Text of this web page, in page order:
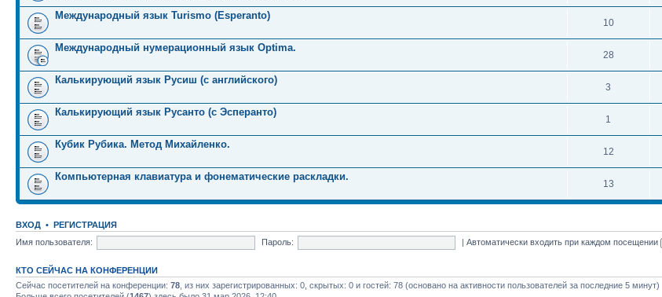
Международный язык Turismo (Esperanto)
10
Международный нумерационный язык Optima.
28
Калькирующий язык Русиш (с английского)
3
Калькирующий язык Русанто (с Эсперанто)
1
Кубик Рубика. Метод Михайленко.
12
Компьютерная клавиатура и фонематические раскладки.
13
ВХОД • РЕГИСТРАЦИЯ
Имя пользователя:
Пароль: |Автоматически входить при каждом посещении
КТО СЕЙЧАС НА КОНФЕРЕНЦИИ
Сейчас посетителей на конференции: 78 , из них зарегистрированных: 0, скрытых: 0 и гостей: 78 (основано на активности пользователей за последние 5 минут)